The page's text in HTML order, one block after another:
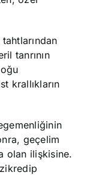
tahtlarından
tanrının
krallıkların
geçelim
olan ilişkisine.